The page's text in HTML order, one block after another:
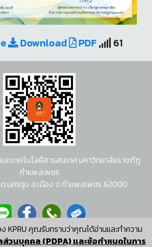
Download PDF 61
ง KPRU คุณรับทราบว่าคุณได้อ่านและทำความ
วนบุคคล (PDPA) และข้อกำหนดในการ
ะเทคโนโลยีสารสนเทศ มหาวิทยาลัยราชภัฏ
กำแพงเพชร
.นครชุม อ.เมือง จ.กำแพงเพชร 62000
ฒนาระบบ อนุชา พวงผกา